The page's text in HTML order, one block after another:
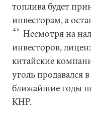
топлива будет
инвесторам, а
45
Несмотря на
инвесторов,
китайские
уголь продавался
ближайшие годы
КНР.